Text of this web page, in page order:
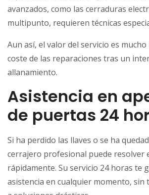
avanzados, como las cerraduras
multipunto, requieren técnicas
Aun así, el valor del servicio es
coste de las reparaciones tras un
allanamiento.
Asistencia en
de puertas 24
Si ha perdido las llaves o se ha
cerrajero profesional puede resolver
rápidamente. Su servicio 24 horas te
asistencia en cualquier momento,